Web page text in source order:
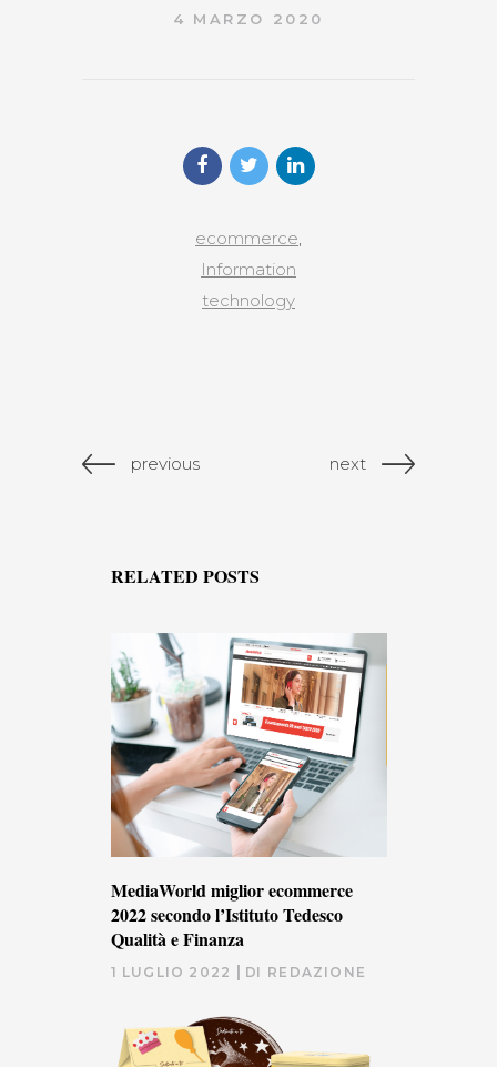
4 MARZO 2020
ecommerce,
Information
technology
previous next
RELATED POSTS
MediaWorld miglior ecommerce
2022 secondo l’Istituto Tedesco
Qualità e Finanza
1 LUGLIO 2022 DI REDAZIONE